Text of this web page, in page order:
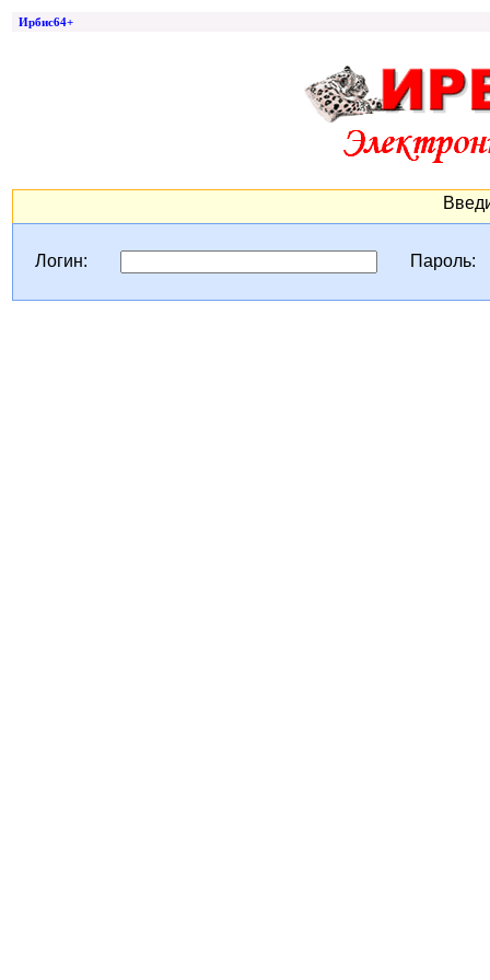
Ирбис64+
Логин: Пароль: